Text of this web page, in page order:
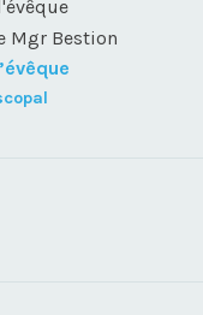
Mgr Bestion